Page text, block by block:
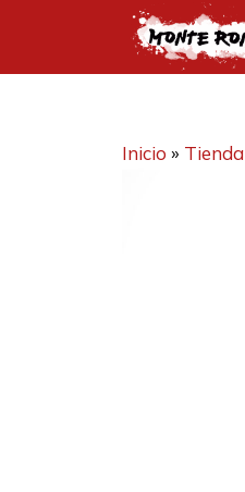
Inicio » Tienda